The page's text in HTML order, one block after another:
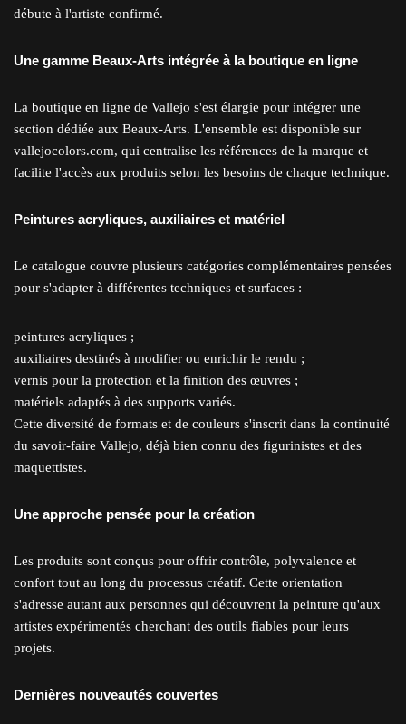
débute à l'artiste confirmé.
Une gamme Beaux-Arts intégrée à la boutique en ligne
La boutique en ligne de Vallejo s'est élargie pour intégrer une
section dédiée aux Beaux-Arts. L'ensemble est disponible sur
vallejocolors.com, qui centralise les références de la marque et
facilite l'accès aux produits selon les besoins de chaque technique.
Peintures acryliques, auxiliaires et matériel
Le catalogue couvre plusieurs catégories complémentaires pensées
pour s'adapter à différentes techniques et surfaces :
peintures acryliques ;
auxiliaires destinés à modifier ou enrichir le rendu ;
vernis pour la protection et la finition des œuvres ;
matériels adaptés à des supports variés.
Cette diversité de formats et de couleurs s'inscrit dans la continuité
du savoir-faire Vallejo, déjà bien connu des figurinistes et des
maquettistes.
Une approche pensée pour la création
Les produits sont conçus pour offrir contrôle, polyvalence et
confort tout au long du processus créatif. Cette orientation
s'adresse autant aux personnes qui découvrent la peinture qu'aux
artistes expérimentés cherchant des outils fiables pour leurs
projets.
Dernières nouveautés couvertes